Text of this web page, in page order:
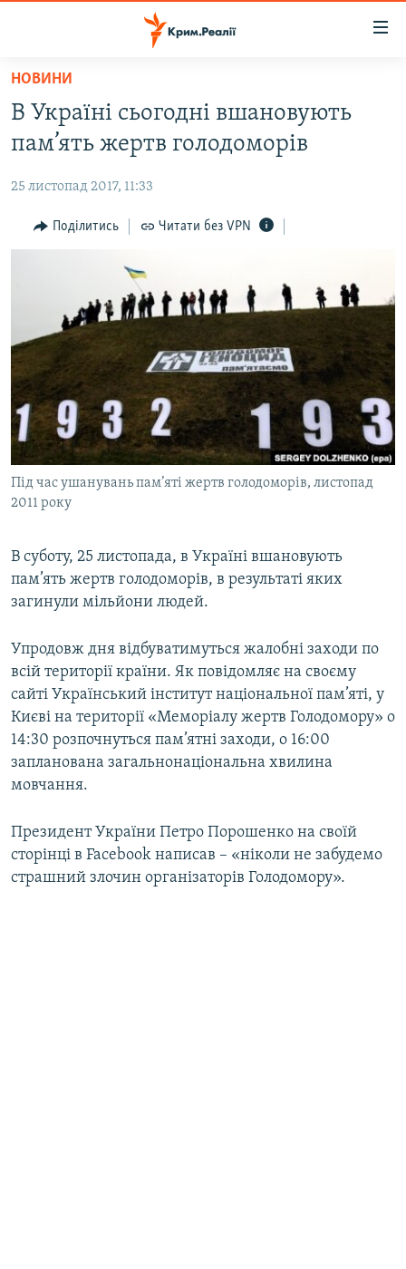
Перейти
основного
матеріалу
до
навігації
Перейти
ВОДА.КРИМ
ПОЛІТИКА
БЛОГИ
ВСЕ ЗА ДЕНЬ
СПЕЦПРОЕКТИ
ДЕПОРТАЦІЯ
ВІДЕОУРОКИ «ELIFBE»
СВІДЧЕННЯ ОКУПАЦІЇ
УКРАЇНСЬКА ПРОБЛЕМА КРИМУ
ЯК ОБІЙТИ БЛОКУВАННЯ
Русский
Qırımtatar
Усі сайти RFE/RL
НОВИНИ
В Україні сьогодні вшановують
пам’ять жертв голодоморів
25 листопад 2017, 11:33
Поділитись Читати без VPN
Під час ушанувань пам’яті жертв голодоморів, листопад
2011 року
В суботу, 25 листопада, в Україні вшановують
пам’ять жертв голодоморів, в результаті яких
загинули мільйони людей.
Упродовж дня відбуватимуться жалобні заходи по
всій території країни. Як повідомляє на своєму
сайті Український інститут національної пам’яті, у
Києві на території «Меморіалу жертв Голодомору» о
14:30 розпочнуться пам’ятні заходи, о 16:00
запланована загальнонаціональна хвилина
мовчання.
Президент України Петро Порошенко на своїй
сторінці в Facebook написав – «ніколи не забудемо
страшний злочин організаторів Голодомору».